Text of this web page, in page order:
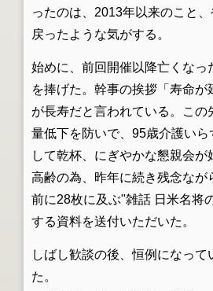
ったのは、2013年以来のこと
戻ったような気がする。
始めに、前回開催以降亡くなっ
を捧げた。幹事の挨拶「寿命が
が長寿だと言われている。この
量低下を防いで、95歳介護いら
して乾杯、にぎやかな懇親会が
高齢の為、昨年に続き残念なが
前に28枚に及ぶ"雑話 日米名将
する資料を送付いただいた。
しばし歓談の後、恒例になって
た。